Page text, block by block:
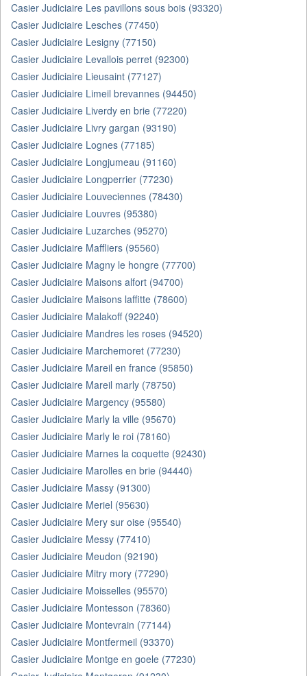
Casier Judiciaire Les pavillons sous bois (93320)
Casier Judiciaire Lesches (77450)
Casier Judiciaire Lesigny (77150)
Casier Judiciaire Levallois perret (92300)
Casier Judiciaire Lieusaint (77127)
Casier Judiciaire Limeil brevannes (94450)
Casier Judiciaire Liverdy en brie (77220)
Casier Judiciaire Livry gargan (93190)
Casier Judiciaire Lognes (77185)
Casier Judiciaire Longjumeau (91160)
Casier Judiciaire Longperrier (77230)
Casier Judiciaire Louveciennes (78430)
Casier Judiciaire Louvres (95380)
Casier Judiciaire Luzarches (95270)
Casier Judiciaire Maffliers (95560)
Casier Judiciaire Magny le hongre (77700)
Casier Judiciaire Maisons alfort (94700)
Casier Judiciaire Maisons laffitte (78600)
Casier Judiciaire Malakoff (92240)
Casier Judiciaire Mandres les roses (94520)
Casier Judiciaire Marchemoret (77230)
Casier Judiciaire Mareil en france (95850)
Casier Judiciaire Mareil marly (78750)
Casier Judiciaire Margency (95580)
Casier Judiciaire Marly la ville (95670)
Casier Judiciaire Marly le roi (78160)
Casier Judiciaire Marnes la coquette (92430)
Casier Judiciaire Marolles en brie (94440)
Casier Judiciaire Massy (91300)
Casier Judiciaire Meriel (95630)
Casier Judiciaire Mery sur oise (95540)
Casier Judiciaire Messy (77410)
Casier Judiciaire Meudon (92190)
Casier Judiciaire Mitry mory (77290)
Casier Judiciaire Moisselles (95570)
Casier Judiciaire Montesson (78360)
Casier Judiciaire Montevrain (77144)
Casier Judiciaire Montfermeil (93370)
Casier Judiciaire Montge en goele (77230)